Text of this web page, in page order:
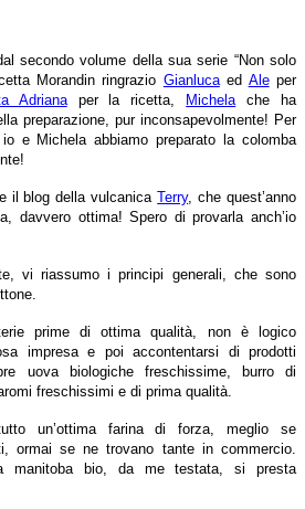
secondo volume della sua serie “Non solo
Morandin ringrazio Gianlucaed Aleper
Adrianaper la ricetta, Michela che ha
preparazione, pur inconsapevolmente! Per
e Michela abbiamo preparato la colomba
il blog della vulcanicaTerry, che quest’anno
davvero ottima! Spero di provarla anch’io
vi riassumo i principi generali, che sono
prime di ottima qualità, non è logico
impresa e poi accontentarsi di prodotti
uova biologiche freschissime, burro di
aromi freschissimi e di prima qualità.
un’ottima farina di forza, meglio se
ormai se ne trovano tante in commercio.
manitoba bio, da me testata, si presta